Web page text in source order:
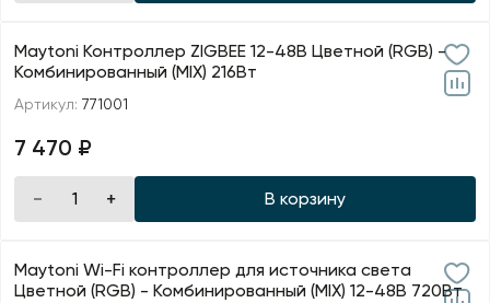
Maytoni Контроллер ZIGBEE 12-48В Цветной (RGB) -
Комбинированный (MIX) 216Вт
Артикул: 771001
7 470 ₽
В корзину
Maytoni Wi-Fi контроллер для источника света
Цветной (RGB) - Комбинированный (MIX) 12-48В 720Вт